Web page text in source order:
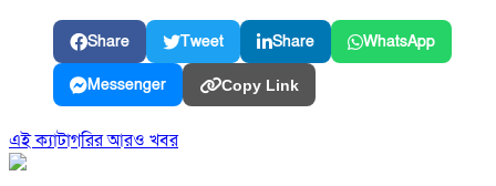
Share Tweet Share WhatsApp
Messenger Copy Link
এই ক্যাটাগরির আরও খবর